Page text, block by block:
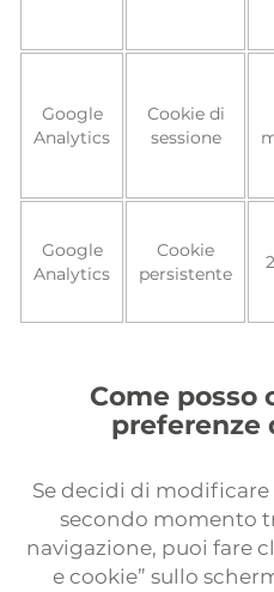
Google
Analytics
Cookie di
sessione
Google
Analytics
Cookie
persistente
Come posso
preferenze
Se decidi di
secondo momento
navigazione, puoi fare
e cookie” sullo